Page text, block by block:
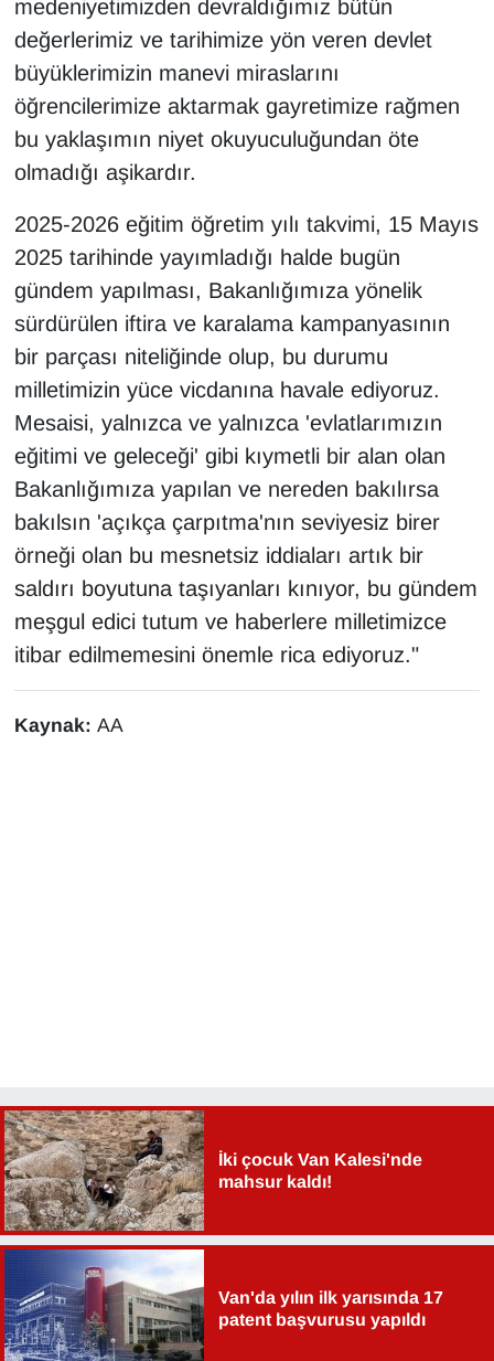
medeniyetimizden devraldığımız bütün
değerlerimiz ve tarihimize yön veren devlet
büyüklerimizin manevi miraslarını
öğrencilerimize aktarmak gayretimize rağmen
bu yaklaşımın niyet okuyuculuğundan öte
olmadığı aşikardır.
2025-2026 eğitim öğretim yılı takvimi, 15 Mayıs
2025 tarihinde yayımladığı halde bugün
gündem yapılması, Bakanlığımıza yönelik
sürdürülen iftira ve karalama kampanyasının
bir parçası niteliğinde olup, bu durumu
milletimizin yüce vicdanına havale ediyoruz.
Mesaisi, yalnızca ve yalnızca 'evlatlarımızın
eğitimi ve geleceği' gibi kıymetli bir alan olan
Bakanlığımıza yapılan ve nereden bakılırsa
bakılsın 'açıkça çarpıtma'nın seviyesiz birer
örneği olan bu mesnetsiz iddiaları artık bir
saldırı boyutuna taşıyanları kınıyor, bu gündem
meşgul edici tutum ve haberlere milletimizce
itibar edilmemesini önemle rica ediyoruz."
Kaynak: AA
İki çocuk Van Kalesi'nde
mahsur kaldı!
Van'da yılın ilk yarısında 17
patent başvurusu yapıldı